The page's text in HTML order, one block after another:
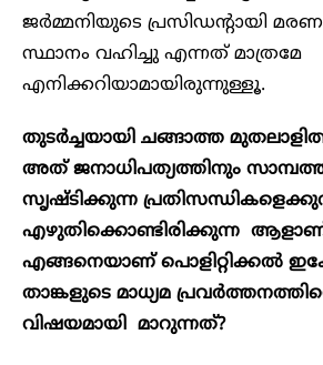
ജർമ്മനിയുടെ പ്രസിഡന്റായി
സ്ഥാനം വഹിച്ചു എന്നത് മാത്രമേ
എനിക്കറിയാമായിരുന്നുള്ളൂ.
തുടർച്ചയായി ചങ്ങാത്ത
അത് ജനാധിപത്യത്തിനും
സൃഷ്ടിക്കുന്ന
എഴുതിക്കൊണ്ടിരിക്കുന്ന ആളാണ്
എങ്ങനെയാണ് പൊളിറ്റിക്കൽ
താങ്കളുടെ മാധ്യമ
വിഷയമായി മാറുന്നത്?